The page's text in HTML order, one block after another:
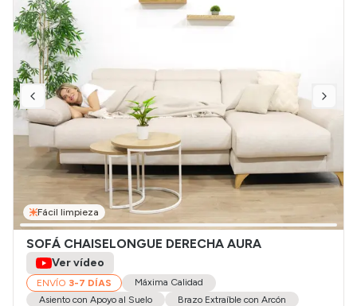
Fácil limpieza
SOFÁ CHAISELONGUE DERECHA AURA
Ver vídeo
ENVÍO 3-7 DÍAS
Máxima Calidad
Asiento con Apoyo al Suelo
Brazo Extraíble con Arcón